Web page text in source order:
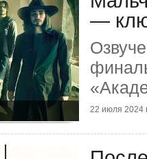
—
22 июля 2024